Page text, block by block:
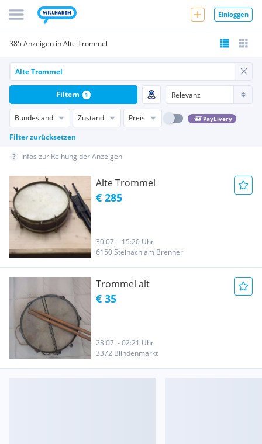
Einloggen
385 Anzeigen in Alte Trommel
Bundesland Zustand Preis PayLivery
Filter zurücksetzen
Filtern 1
Infos zur Reihung der Anzeigen
Alte Trommel
€ 285
30.07. - 15:20 Uhr
6150 Steinach am Brenner
Trommel alt
€ 35
28.07. - 02:21 Uhr
3372 Blindenmarkt